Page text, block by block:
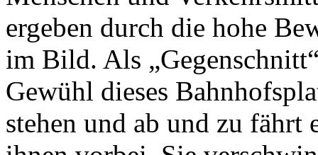
ergeben durch die hohe
im Bild. Als
Gewühl dieses
stehen und ab und zu fährt